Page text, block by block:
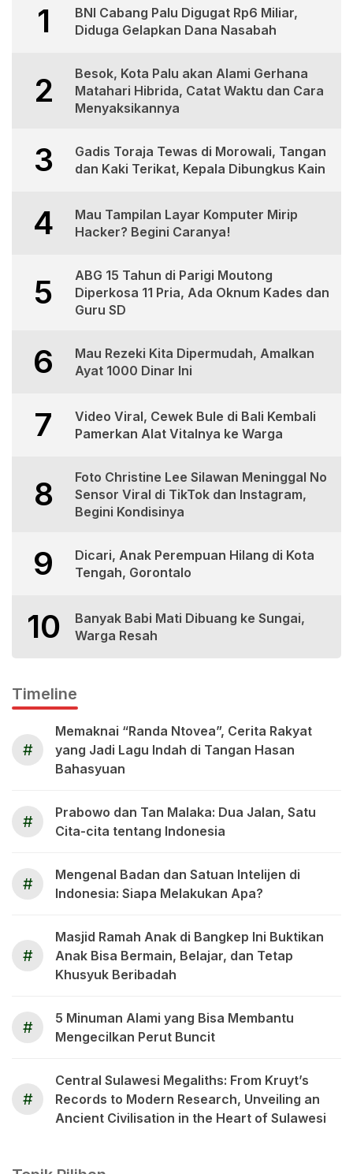
1
BNI Cabang Palu Digugat Rp6 Miliar,
Diduga Gelapkan Dana Nasabah
2
Besok, Kota Palu akan Alami Gerhana
Matahari Hibrida, Catat Waktu dan Cara
Menyaksikannya
3
Gadis Toraja Tewas di Morowali, Tangan
dan Kaki Terikat, Kepala Dibungkus Kain
4
Mau Tampilan Layar Komputer Mirip
Hacker? Begini Caranya!
5
ABG 15 Tahun di Parigi Moutong
Diperkosa 11 Pria, Ada Oknum Kades dan
Guru SD
6
Mau Rezeki Kita Dipermudah, Amalkan
Ayat 1000 Dinar Ini
7
Video Viral, Cewek Bule di Bali Kembali
Pamerkan Alat Vitalnya ke Warga
8
Foto Christine Lee Silawan Meninggal No
Sensor Viral di TikTok dan Instagram,
Begini Kondisinya
9
Dicari, Anak Perempuan Hilang di Kota
Tengah, Gorontalo
10
Banyak Babi Mati Dibuang ke Sungai,
Warga Resah
Timeline
#
Memaknai “Randa Ntovea”, Cerita Rakyat
yang Jadi Lagu Indah di Tangan Hasan
Bahasyuan
#
Prabowo dan Tan Malaka: Dua Jalan, Satu
Cita-cita tentang Indonesia
#
Mengenal Badan dan Satuan Intelijen di
Indonesia: Siapa Melakukan Apa?
#
Masjid Ramah Anak di Bangkep Ini Buktikan
Anak Bisa Bermain, Belajar, dan Tetap
Khusyuk Beribadah
#
5 Minuman Alami yang Bisa Membantu
Mengecilkan Perut Buncit
#
Central Sulawesi Megaliths: From Kruyt’s
Records to Modern Research, Unveiling an
Ancient Civilisation in the Heart of Sulawesi